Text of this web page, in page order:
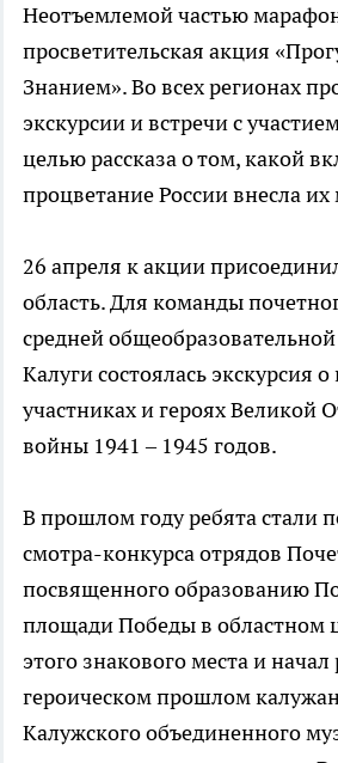
Неотъемлемой частью
просветительская акция
Знанием». Во всех регионах
экскурсии и встречи с
целью рассказа о том, какой
процветание России внесла
26 апреля к акции
область. Для команды
средней
Калуги состоялась экскурсия
участниках и героях Великой
войны 1941 – 1945 годов.
В прошлом году ребята стали
смотра-конкурса отрядов
посвященного образованию
площади Победы в областном
этого знакового места и начал
героическом прошлом
Калужского объединенного